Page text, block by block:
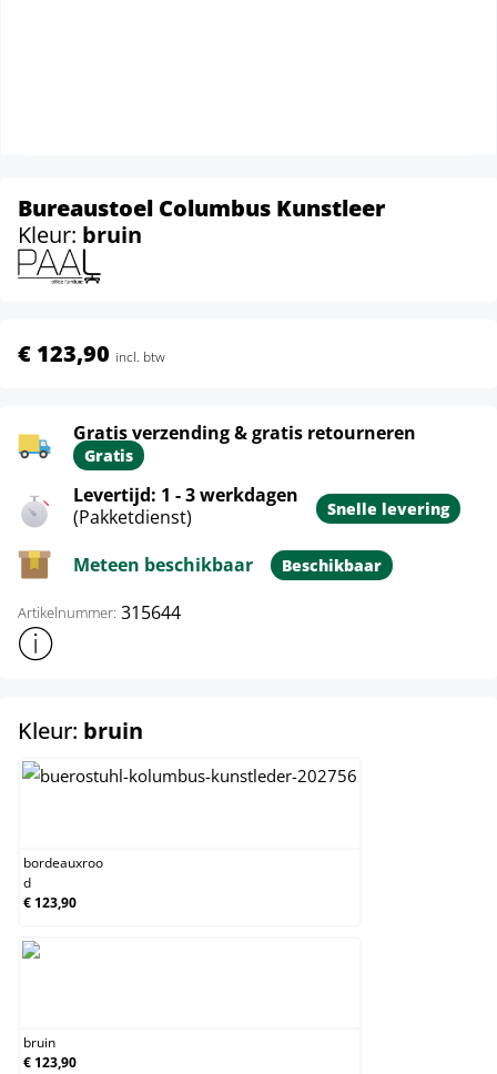
Bureaustoel Columbus Kunstleer
Kleur: bruin
€ 123,90 incl. btw
Gratis verzending & gratis retourneren
Gratis
Levertijd: 1 - 3 werkdagen
(Pakketdienst)
Snelle levering
Meteen beschikbaar Beschikbaar
Artikelnummer: 315644
Toon meer productinformatie
Kleur: bruin
bordeauxroo
d
€ 123,90
bruin
€ 123,90